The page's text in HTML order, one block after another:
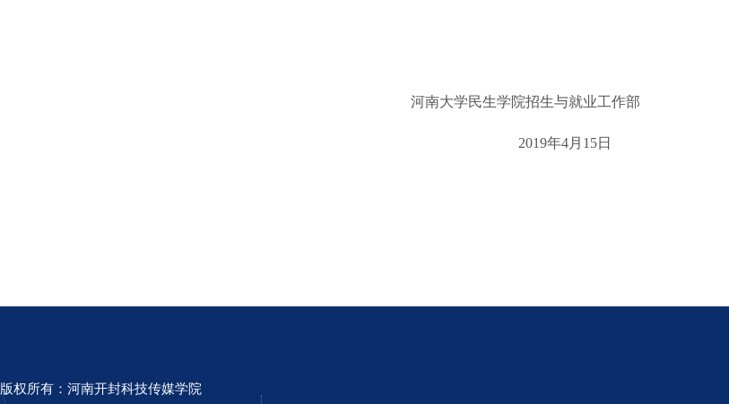
河南大学民生学院招生与就业工作部
2019年4月15日
版权所有：河南开封科技传媒学院